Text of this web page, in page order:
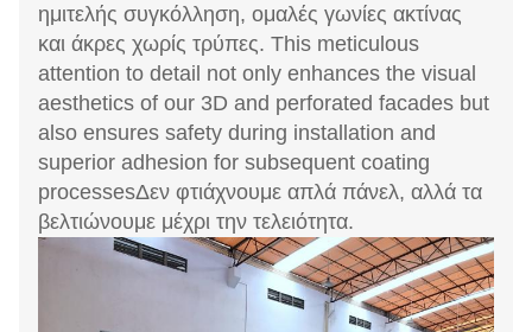
ημιτελής συγκόλληση, ομαλές γωνίες ακτίνας
και άκρες χωρίς τρύπες. This meticulous
attention to detail not only enhances the visual
aesthetics of our 3D and perforated facades but
also ensures safety during installation and
superior adhesion for subsequent coating
processesΔεν φτιάχνουμε απλά πάνελ, αλλά τα
βελτιώνουμε μέχρι την τελειότητα.